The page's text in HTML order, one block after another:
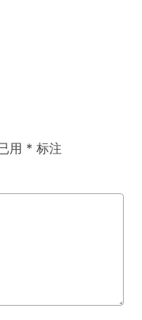
用 * 标注